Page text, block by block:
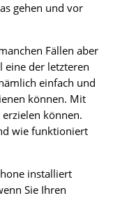
gehen und vor
Fällen aber
eine der letzteren
einfach und
können. Mit
können.
wie funktioniert
installiert
Sie Ihren